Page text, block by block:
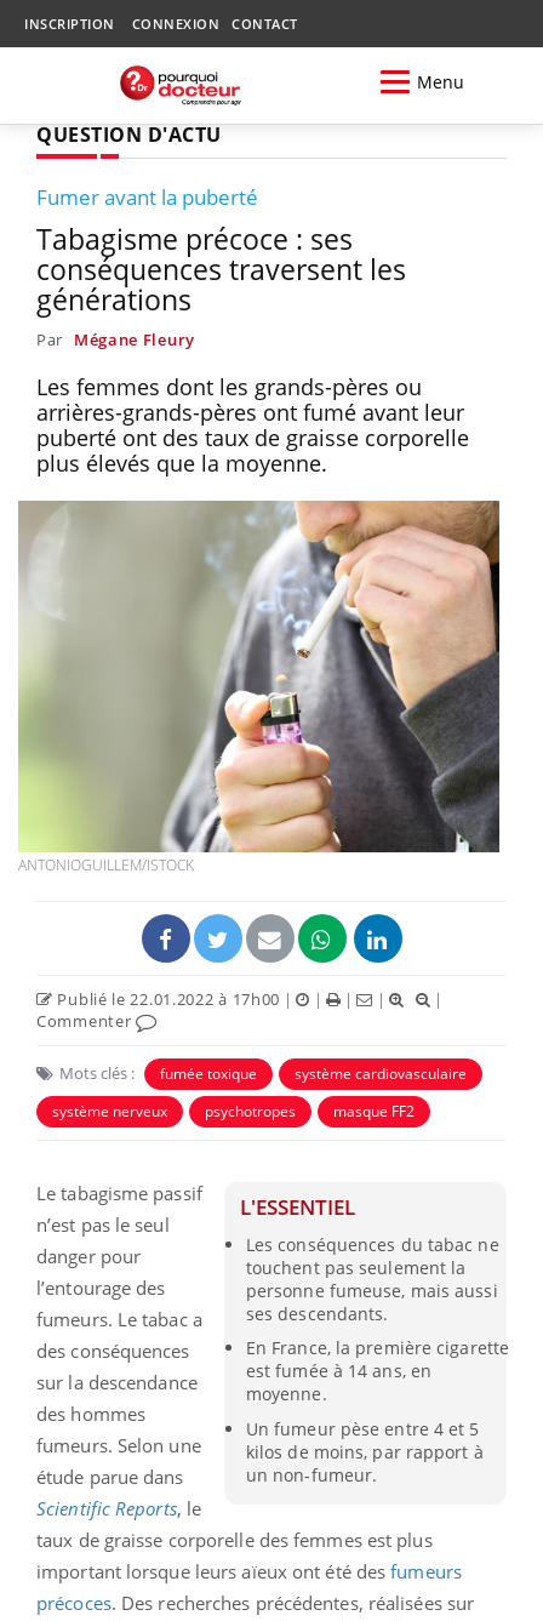
INSCRIPTION CONNEXION CONTACT
Menu
QUESTION D'ACTU
Fumer avant la puberté
Tabagisme précoce : ses
conséquences traversent les
générations
Par Mégane Fleury
Les femmes dont les grands-pères ou
arrières-grands-pères ont fumé avant leur
puberté ont des taux de graisse corporelle
plus élevés que la moyenne.
ANTONIOGUILLEM/ISTOCK
Publié le 22.01.2022 à 17h00 | | | |
|
Commenter
Mots clés : fumée toxique
système cardiovasculaire
système nerveux
psychotropes masque FF2
L'ESSENTIEL
Les conséquences du tabac ne
touchent pas seulement la
personne fumeuse, mais aussi
ses descendants.
En France, la première cigarette
est fumée à 14 ans, en
moyenne.
Un fumeur pèse entre 4 et 5
kilos de moins, par rapport à
un non-fumeur.
Le tabagisme passif
n’est pas le seul
danger pour
l’entourage des
fumeurs. Le tabac a
des conséquences
sur la descendance
des hommes
fumeurs. Selon une
étude parue dans
Scientific Reports, le
taux de graisse corporelle des femmes est plus
important lorsque leurs aïeux ont été desfumeurs
précoces. Des recherches précédentes, réalisées sur